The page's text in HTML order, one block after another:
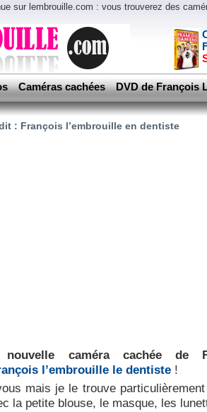
sur lembrouille.com : vous trouverez des
Caméras cachées DVD de François
: François l’embrouille en dentiste
nouvelle caméra cachée de
l’embrouille le dentiste !
mais je le trouve
la petite blouse, le masque, les